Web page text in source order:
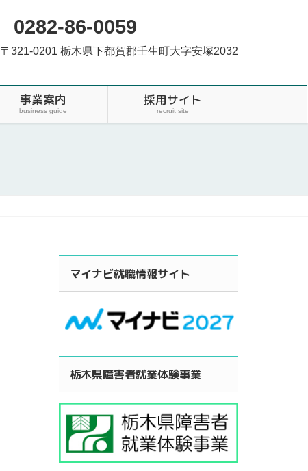
0282-86-0059
〒321-0201 栃木県下都賀郡壬生町大字安塚2032
事業案内
business guide
採用サイト
recruit site
マイナビ就職情報サイト
栃木県障害者就業体験事業